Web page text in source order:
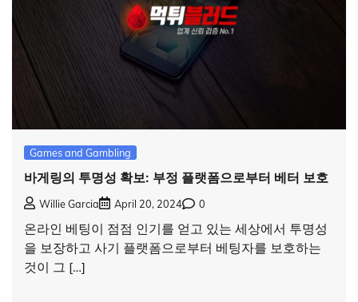
Games and Gambling
바게링의 투명성 확보: 부정 플랫폼으로부터 베터 보호
Willie Garcia April 20, 2024 0
온라인 베팅이 점점 인기를 얻고 있는 세상에서 투명성
을 보장하고 사기 플랫폼으로부터 베팅자를 보호하는
것이 그 […]